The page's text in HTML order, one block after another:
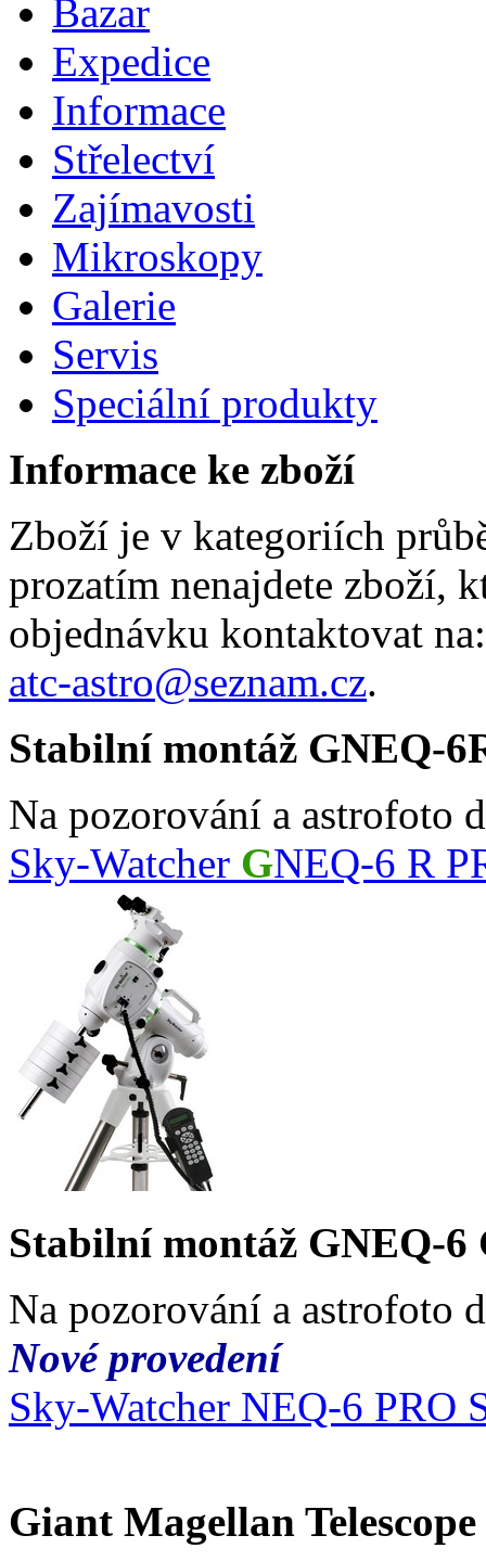
Bazar
Expedice
Informace
Střelectví
Zajímavosti
Mikroskopy
Galerie
Servis
Speciální produkty
Informace ke zboží
Zboží je v kategoriích
prozatím nenajdete zboží,
objednávku kontaktovat na:
atc-astro@seznam.cz.
Stabilní montáž GNEQ-
Na pozorování a astrofoto
Sky-Watcher GNEQ-6 R
Stabilní montáž GNEQ-6
Na pozorování a astrofoto
Nové provedení
Sky-Watcher NEQ-6 PRO
Giant Magellan